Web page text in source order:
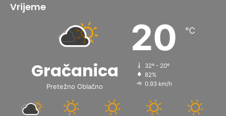
Vrijeme
Gračanica
Pretežno Oblačno
20 ℃
32º - 20º
82%
0.93 km/h